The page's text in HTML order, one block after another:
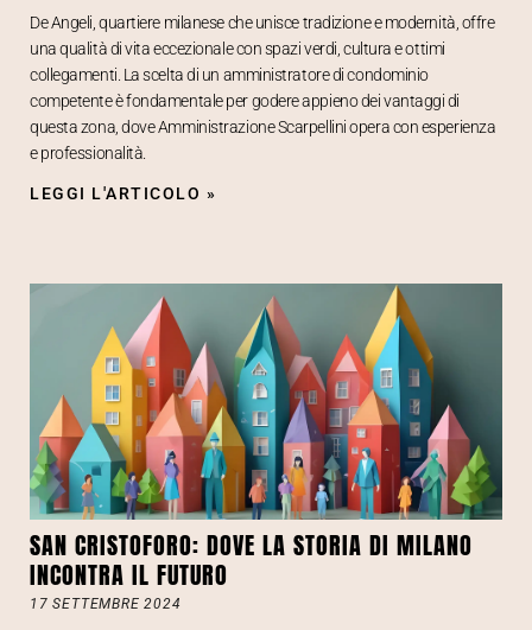
De Angeli, quartiere milanese che unisce tradizione e modernità, offre
una qualità di vita eccezionale con spazi verdi, cultura e ottimi
collegamenti. La scelta di un amministratore di condominio
competente è fondamentale per godere appieno dei vantaggi di
questa zona, dove Amministrazione Scarpellini opera con esperienza
e professionalità.
LEGGI L'ARTICOLO »
SAN CRISTOFORO: DOVE LA STORIA DI MILANO
INCONTRA IL FUTURO
17 SETTEMBRE 2024